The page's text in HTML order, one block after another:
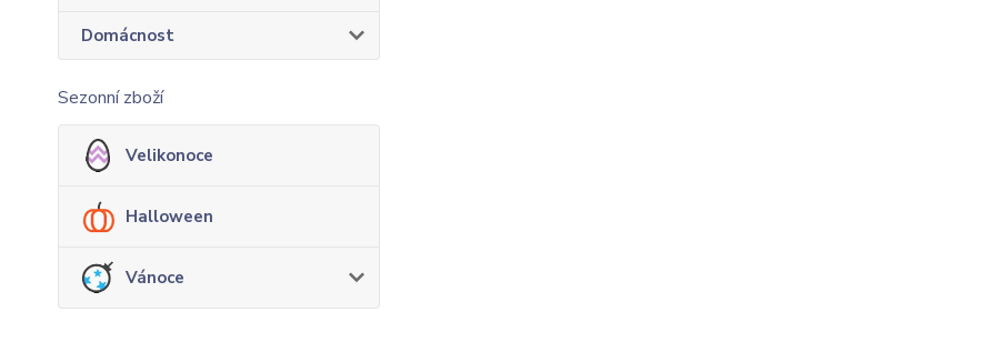
Domácnost
Sezonní zboží
Velikonoce
Halloween
Vánoce